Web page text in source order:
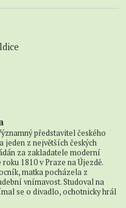
představitel českého
jeden z největších českých
za zakladatele moderní
1810 v Praze na Újezdě.
matka pocházela z
vnímavost. Studoval na
se o divadlo, ochotnicky hrál